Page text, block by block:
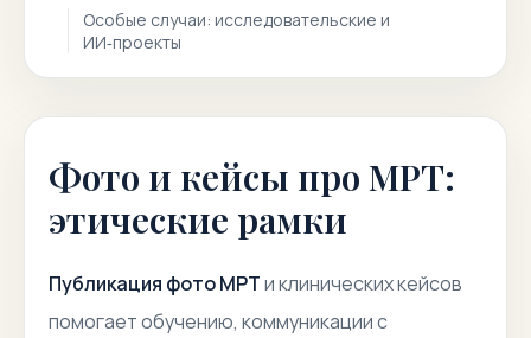
Особые случаи: исследовательские и
ИИ‑проекты
Фото и кейсы про МРТ:
этические рамки
Публикация фото МРТи клинических кейсов
помогает обучению, коммуникации с